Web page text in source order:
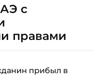
с
правами
прибыл в